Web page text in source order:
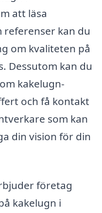
att läsa
referenser kan du
om kvaliteten på
Dessutom kan du
kakelugn-
och få kontakt
som kan
din vision för din
företag
kakelugn i